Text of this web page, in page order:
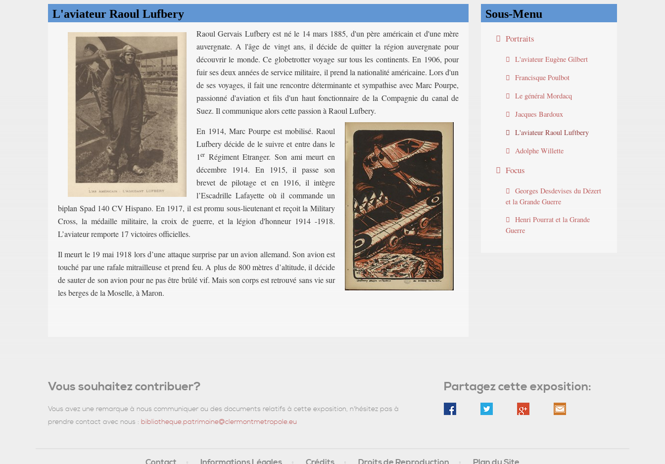
L'aviateur Raoul Lufbery
Raoul Gervais Lufbery est né le 14 mars 1885, d'un père américain et d'une mère
auvergnate. A l'âge de vingt ans, il décide de quitter la région auvergnate pour
découvrir le monde. Ce globetrotter voyage sur tous les continents. En 1906, pour
fuir ses deux années de service militaire, il prend la nationalité américaine. Lors d'un
de ses voyages, il fait une rencontre déterminante et sympathise avec Marc Pourpe,
passionné d'aviation et fils d'un haut fonctionnaire de la Compagnie du canal de
Suez. Il communique alors cette passion à Raoul Lufbery.
En 1914, Marc Pourpe est mobilisé. Raoul
Lufbery décide de le suivre et entre dans le
1er Régiment Etranger.Son ami meurt en
décembre 1914. En 1915, il passe son
brevet de pilotage et en 1916, il intègre
l’Escadrille Lafayette où il commande un
biplan Spad 140 CV Hispano. En 1917, il est promu sous-lieutenant et reçoit la Military
Cross, la médaille militaire, la croix de guerre, et la légion d'honneur 1914 -1918.
L’aviateur remporte 17 victoires officielles.
Il meurt le 19 mai 1918 lors d’une attaque surprise par un avion allemand. Son avion est
touché par une rafale mitrailleuse et prend feu. A plus de 800 mètres d’altitude, il décide
de sauter de son avion pour ne pas être brûlé vif. Mais son corps est retrouvé sans vie sur
les berges de la Moselle, à Maron.
Sous-Menu
Portraits
L'aviateur Eugène Gilbert
Francisque Poulbot
Le général Mordacq
Jacques Bardoux
L'aviateur Raoul Luftbery
Adolphe Willette
Focus
Georges Desdevises du Dézert
et la Grande Guerre
Henri Pourrat et la Grande
Guerre
Vous souhaitez contribuer?
Vous avez une remarque à nous communiquer ou des documents relatifs à cette exposition, n'hésitez pas à
prendre contact avec nous : bibliotheque.patrimoine@clermontmetropole.eu
Partagez cette exposition: